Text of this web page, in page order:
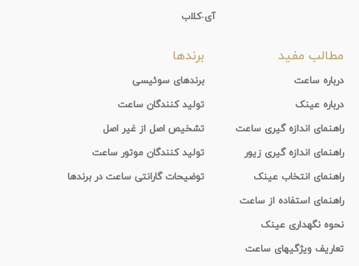
آی-کلاب
مطالب مفید
درباره ساعت
درباره عینک
راهنمای اندازه گیری ساعت
راهنمای اندازه گیری زیور
راهنمای انتخاب عینک
راهنمای استفاده از ساعت
نحوه نگهداری عینک
تعاریف ویژگیهای ساعت
برندها
برندهای سوئیسی
تولید کنندگان ساعت
تشخیص اصل از غیر اصل
تولید کنندگان موتور ساعت
توضیحات گارانتی ساعت در برندها